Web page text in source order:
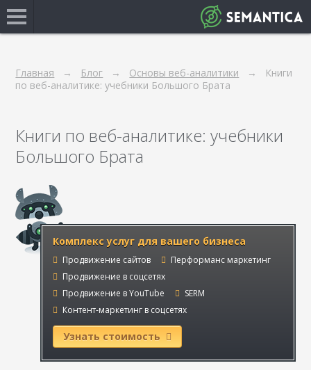
Главная Блог Основы веб-аналитики
Книги
по веб-аналитике: учебники Большого Брата
Книги по веб-аналитике: учебники
Большого Брата
Комплекс услуг для вашего бизнеса
Продвижение сайтов
Перформанс маркетинг
Продвижение в соцсетях
Продвижение в YouTube
SERM
Контент-маркетинг в соцсетях
Узнать стоимость